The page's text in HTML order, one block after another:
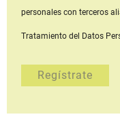
personales con terceros
Tratamiento del Datos